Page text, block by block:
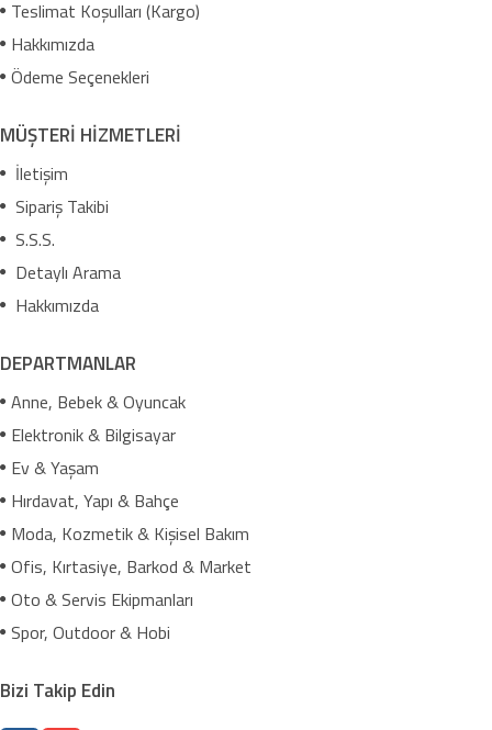
Teslimat Koşulları (Kargo)
Hakkımızda
Ödeme Seçenekleri
MÜŞTERİ HİZMETLERİ
İletişim
Sipariş Takibi
S.S.S.
Detaylı Arama
Hakkımızda
DEPARTMANLAR
Anne, Bebek & Oyuncak
Elektronik & Bilgisayar
Ev & Yaşam
Hırdavat, Yapı & Bahçe
Moda, Kozmetik & Kişisel Bakım
Ofis, Kırtasiye, Barkod & Market
Oto & Servis Ekipmanları
Spor, Outdoor & Hobi
Bizi Takip Edin